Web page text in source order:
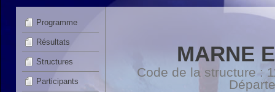
Programme
Résultats
Structures
Participants
MARNE
Code de la structure :